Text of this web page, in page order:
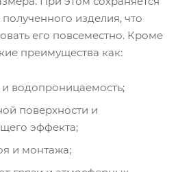
изделия, что
его повсеместно. Кроме
преимущества как:
и водопроницаемость;
поверхности и
эффекта;
и монтажа;